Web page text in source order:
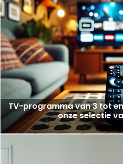
TV-programma van 3 tot
onze selectie